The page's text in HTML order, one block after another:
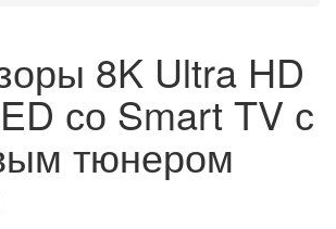
8K Ultra HD
со Smart TV с
тюнером